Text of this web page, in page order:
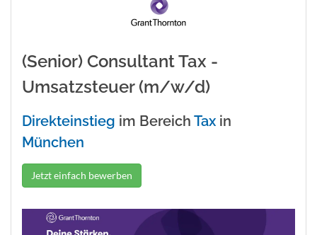
(Senior) Consultant Tax -
Umsatzsteuer (m/w/d)
Direkteinstieg im Bereich Tax in
München
Jetzt einfach bewerben